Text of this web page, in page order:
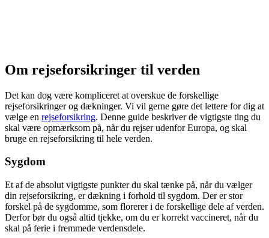
Om rejseforsikringer til verden
Det kan dog være kompliceret at overskue de forskellige
rejseforsikringer og dækninger. Vi vil gerne gøre det lettere for dig at
vælge en rejseforsikring. Denne guide beskriver de vigtigste ting du
skal være opmærksom på, når du rejser udenfor Europa, og skal
bruge en rejseforsikring til hele verden.
Sygdom
Et af de absolut vigtigste punkter du skal tænke på, når du vælger
din rejseforsikring, er dækning i forhold til sygdom. Der er stor
forskel på de sygdomme, som florerer i de forskellige dele af verden.
Derfor bør du også altid tjekke, om du er korrekt vaccineret, når du
skal på ferie i fremmede verdensdele.